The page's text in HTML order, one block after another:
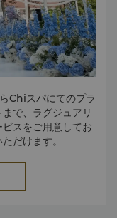
Chiスパにてのプラ
で、ラグジュアリ
スをご用意してお
だけます。